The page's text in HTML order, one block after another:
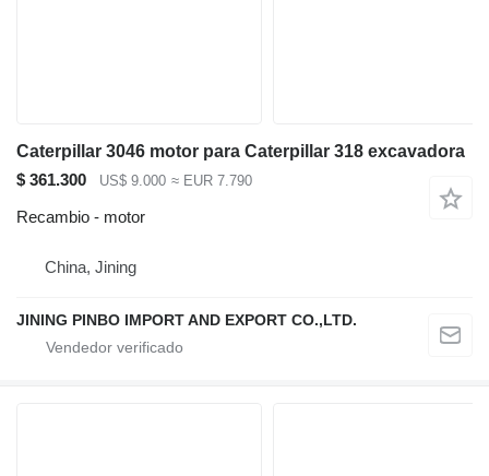
Caterpillar 3046 motor para Caterpillar 318 excavadora
$ 361.300
US$ 9.000 ≈ EUR 7.790
Recambio - motor
China, Jining
JINING PINBO IMPORT AND EXPORT CO.,LTD.